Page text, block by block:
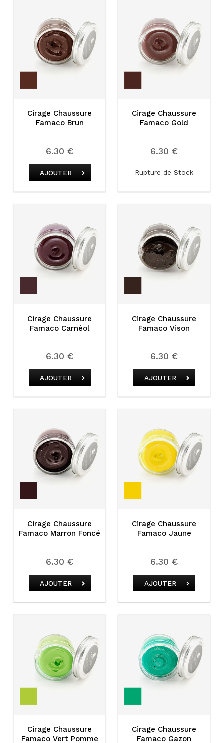
Cirage Chaussure
Famaco Brun
6.30 €
AJOUTER
Cirage Chaussure
Famaco Gold
6.30 €
Rupture de Stock
Cirage Chaussure
Famaco Carnéol
6.30 €
AJOUTER
Cirage Chaussure
Famaco Vison
6.30 €
AJOUTER
Cirage Chaussure
Famaco Marron Foncé
6.30 €
AJOUTER
Cirage Chaussure
Famaco Jaune
6.30 €
AJOUTER
Cirage Chaussure
Famaco Vert Pomme
Cirage Chaussure
Famaco Gazon